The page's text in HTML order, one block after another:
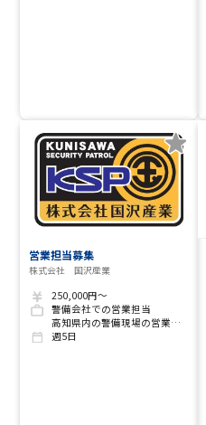
営業担当募集
株式会社 国沢産業
250,000円～
警備会社での営業担当
高知県内の警備現場の営業業務。
週5日